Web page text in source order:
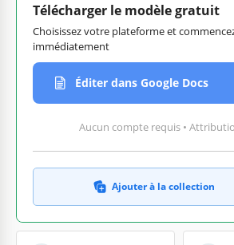
Télécharger le modèle gratuit
Choisissez votre plateforme et
immédiatement
Éditer dans Google Docs
Aucun compte requis •
Ajouter à la collection